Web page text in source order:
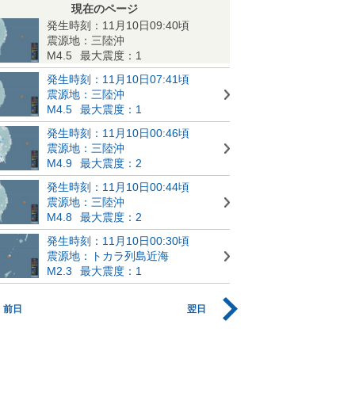
現在のページ
発生時刻：11月10日09:40頃
震源地：三陸沖
M4.5
最大震度：1
発生時刻：11月10日07:41頃
震源地：三陸沖
M4.5
最大震度：1
発生時刻：11月10日00:46頃
震源地：三陸沖
M4.9
最大震度：2
発生時刻：11月10日00:44頃
震源地：三陸沖
M4.8
最大震度：2
発生時刻：11月10日00:30頃
震源地：トカラ列島近海
M2.3
最大震度：1
前日 翌日